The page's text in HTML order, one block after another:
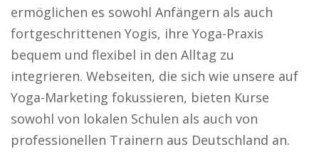
ermöglichen es sowohl Anfängern als auch
fortgeschrittenen Yogis, ihre Yoga-Praxis
bequem und flexibel in den Alltag zu
integrieren. Webseiten, die sich wie unsere auf
Yoga-Marketing fokussieren, bieten Kurse
sowohl von lokalen Schulen als auch von
professionellen Trainern aus Deutschland an.